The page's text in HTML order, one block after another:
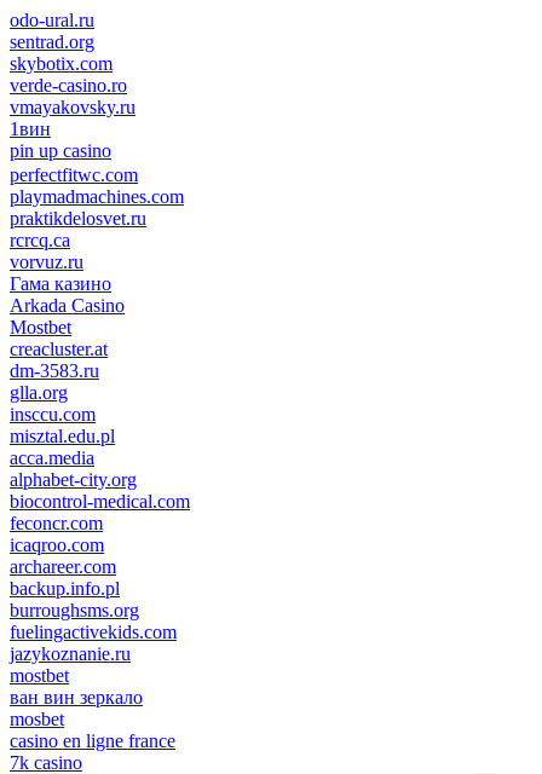
odo-ural.ru
sentrad.org
skybotix.com
verde-casino.ro
vmayakovsky.ru
1вин
pin up casino
пин ап
1win
perfectfitwc.com
playmadmachines.com
praktikdelosvet.ru
rcrcq.ca
vorvuz.ru
Гама казино
Arkada Casino
Mostbet
creacluster.at
dm-3583.ru
glla.org
insccu.com
misztal.edu.pl
acca.media
alphabet-city.org
biocontrol-medical.com
feconcr.com
icaqroo.com
archareer.com
backup.info.pl
burroughsms.org
fuelingactivekids.com
jazykoznanie.ru
mostbet
ван вин зеркало
mosbet
casino en ligne france
7k casino